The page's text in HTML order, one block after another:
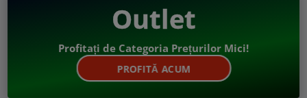
Outlet
Profitați de Categoria Prețurilor Mici!
PROFITĂ ACUM